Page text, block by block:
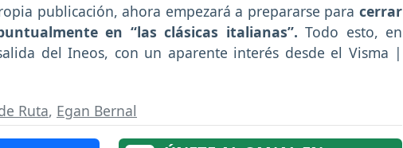
publicación, ahora empezará a prepararse para cerrar
en “las clásicas italianas”. Todo esto, en
del Ineos, con un aparente interés desde el Visma |
Ruta, Egan Bernal